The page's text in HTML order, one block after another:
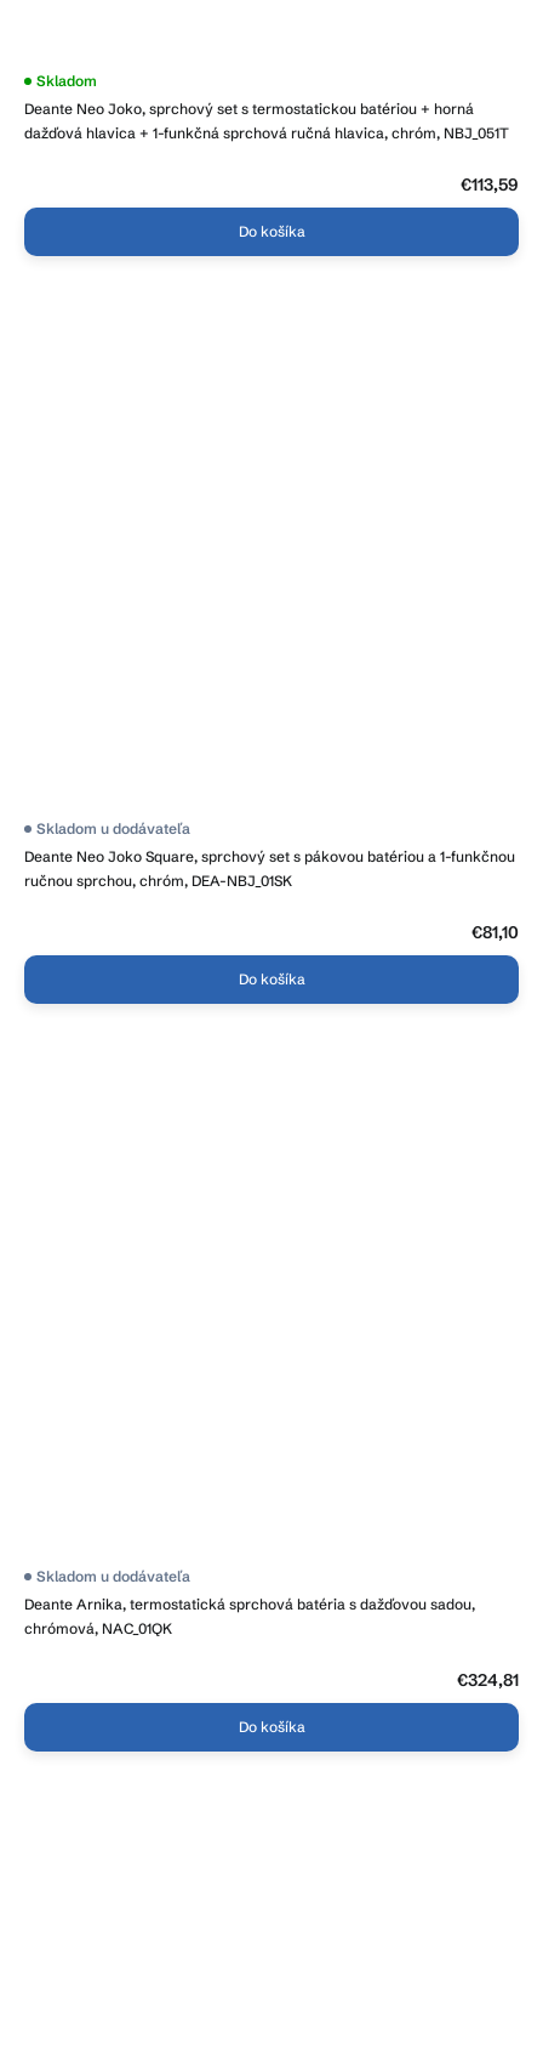
Deante Neo Joko, sprchový set s termostatickou batériou + horná
dažďová hlavica + 1-funkčná sprchová ručná hlavica, chróm, NBJ_051T
Priemerné
produktu
je
Skladom
€113,59
Do košíka
Deante Neo Joko Square, sprchový set s pákovou batériou a 1-funkčnou
ručnou sprchou, chróm, DEA-NBJ_01SK
Skladom u dodávateľa
€81,10
Do košíka
Deante Arnika, termostatická sprchová batéria s dažďovou sadou,
chrómová, NAC_01QK
Skladom u dodávateľa
€324,81
Do košíka